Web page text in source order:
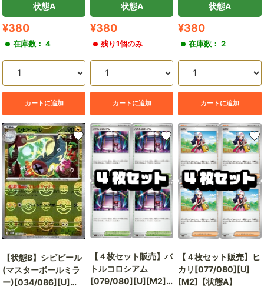
状態A
販
価
格
¥380
在庫数： 4
カートに追加
状態A
販
価
格
¥380
残り1個のみ
カートに追加
状態A
販
価
格
¥380
在庫数： 2
カートに追加
【状態B】シビビール
(マスターボールミラ
ー)[034/086][U]
【４枚セット販売】バ
トルコロシアム
[079/080][U][M2]
【４枚セット販売】ヒ
カリ[077/080][U]
[M2]【状態A】